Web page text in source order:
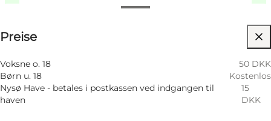
Preise
Voksne o. 18
50 DKK
Børn u. 18
Kostenlos
Nysø Have - betales i postkassen ved indgangen til
haven
15
DKK
Mir selbst, Mein Partner, Freunde